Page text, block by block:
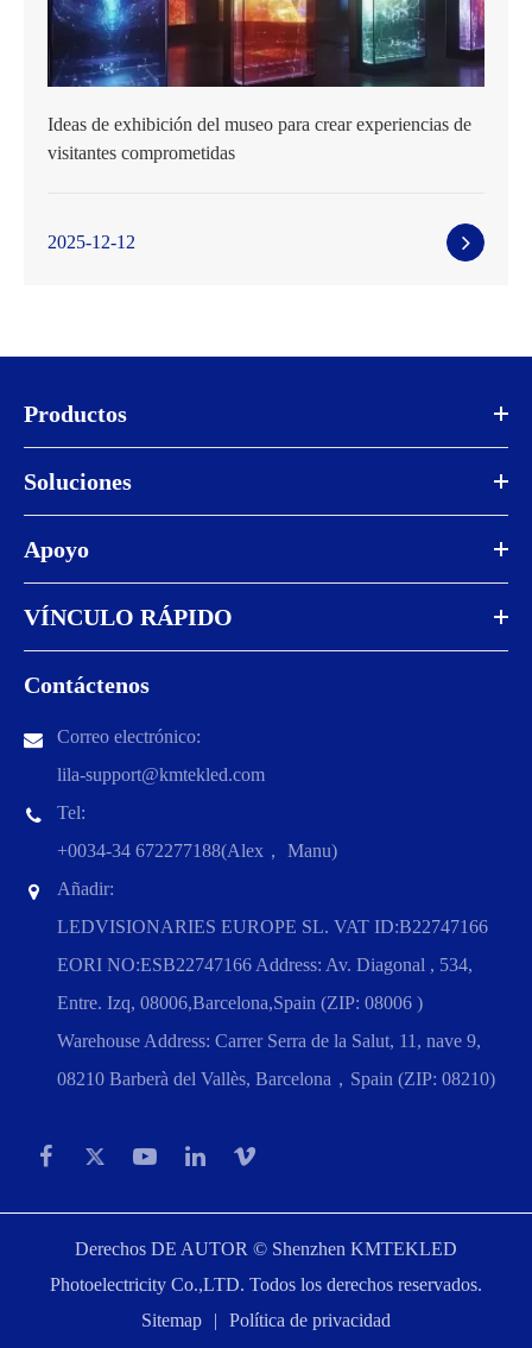
Ideas de exhibición del museo para crear experiencias de
visitantes comprometidas
2025-12-12
Productos
Soluciones
Apoyo
VÍNCULO RÁPIDO
Contáctenos
Correo electrónico:
lila-support@kmtekled.com
Tel:
+0034-34 672277188(Alex， Manu)
Añadir:
LEDVISIONARIES EUROPE SL. VAT ID:B22747166
EORI NO:ESB22747166 Address: Av. Diagonal , 534,
Entre. Izq, 08006,Barcelona,Spain (ZIP: 08006 )
Warehouse Address: Carrer Serra de la Salut, 11, nave 9,
08210 Barberà del Vallès, Barcelona，Spain (ZIP: 08210)
Derechos DE AUTOR © Shenzhen KMTEKLED
Photoelectricity Co.,LTD. Todos los derechos reservados.
Sitemap
Política de privacidad